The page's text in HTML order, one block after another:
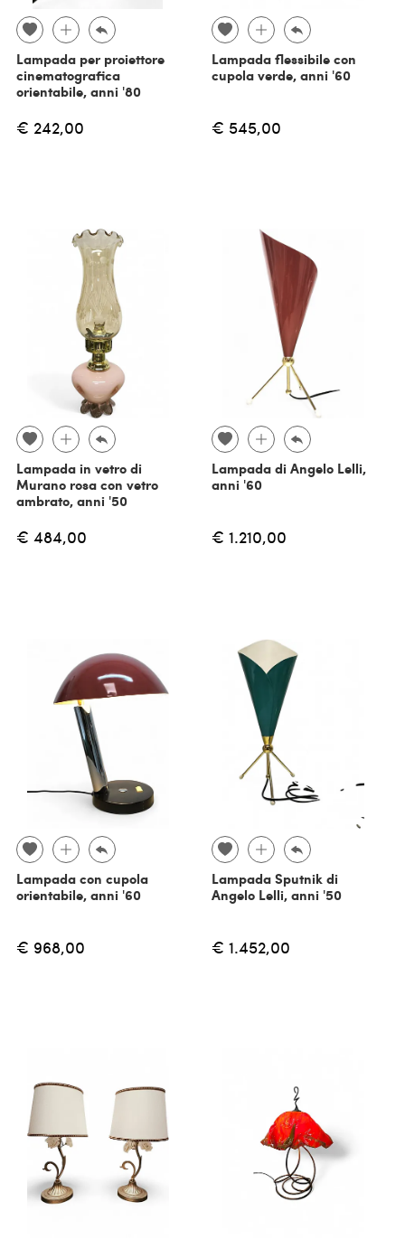
Lampada per proiettore
cinematografica
orientabile, anni '80
€ 242,00
Lampada flessibile con
cupola verde, anni '60
€ 545,00
Lampada in vetro di
Murano rosa con vetro
ambrato, anni '50
€ 484,00
Lampada di Angelo Lelli,
anni '60
€ 1.210,00
Lampada con cupola
orientabile, anni '60
€ 968,00
Lampada Sputnik di
Angelo Lelli, anni '50
€ 1.452,00